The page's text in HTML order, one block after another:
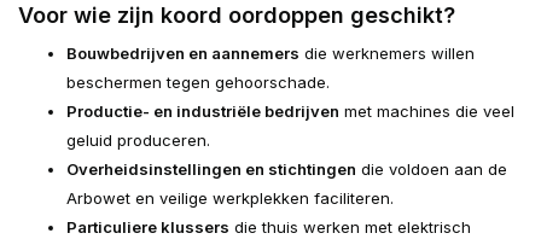
Voor wie zijn koord oordoppen geschikt?
Bouwbedrijven en aannemers die werknemers willen
beschermen tegen gehoorschade.
Productie- en industriële bedrijven met machines die veel
geluid produceren.
Overheidsinstellingen en stichtingen die voldoen aan de
Arbowet en veilige werkplekken faciliteren.
Particuliere klussers die thuis werken met elektrisch